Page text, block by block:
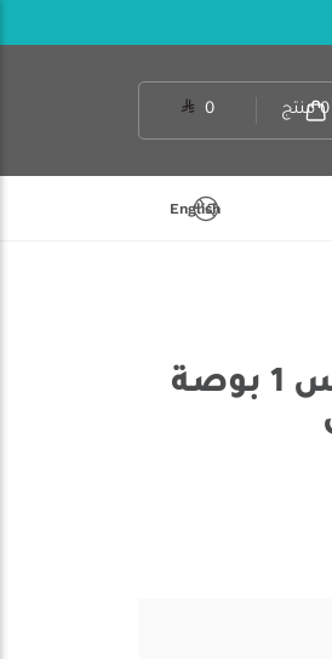
0 منتج 0
English
قواعد دربيل FX No Limit مقاس 1 بوصة